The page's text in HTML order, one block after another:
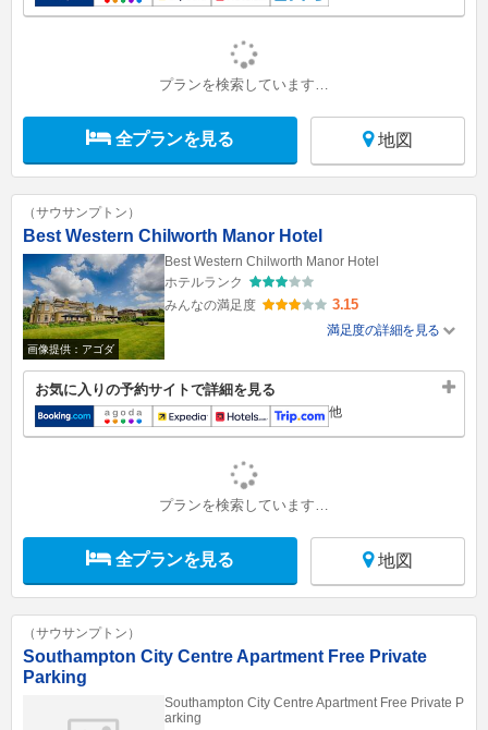
プランを検索しています…
全プランを見る 地図
（サウサンプトン）
Best Western Chilworth Manor Hotel
画像提供：アゴダ
Best Western Chilworth Manor Hotel
ホテルランク
みんなの満足度
3.15
満足度の詳細を見る
お気に入りの予約サイトで詳細を見る
他
プランを検索しています…
全プランを見る 地図
（サウサンプトン）
Southampton City Centre Apartment Free Private
Parking
Southampton City Centre Apartment Free Private P
arking